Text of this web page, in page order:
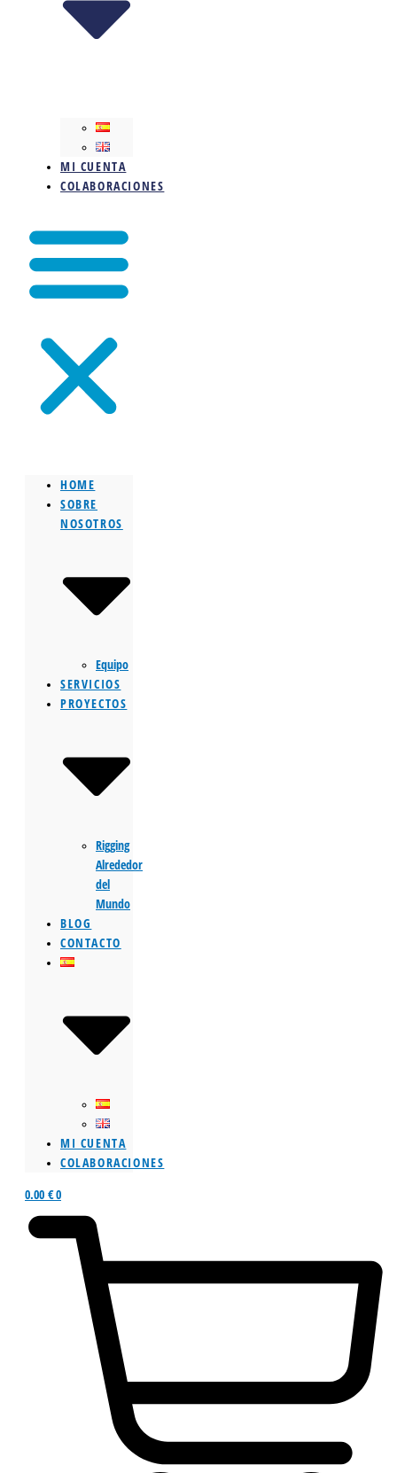
MI CUENTA
COLABORACIONES
HOME
SOBRE
NOSOTROS
Equipo
SERVICIOS
PROYECTOS
Rigging
Alrededor
del
Mundo
BLOG
CONTACTO
MI CUENTA
COLABORACIONES
0.00 €0